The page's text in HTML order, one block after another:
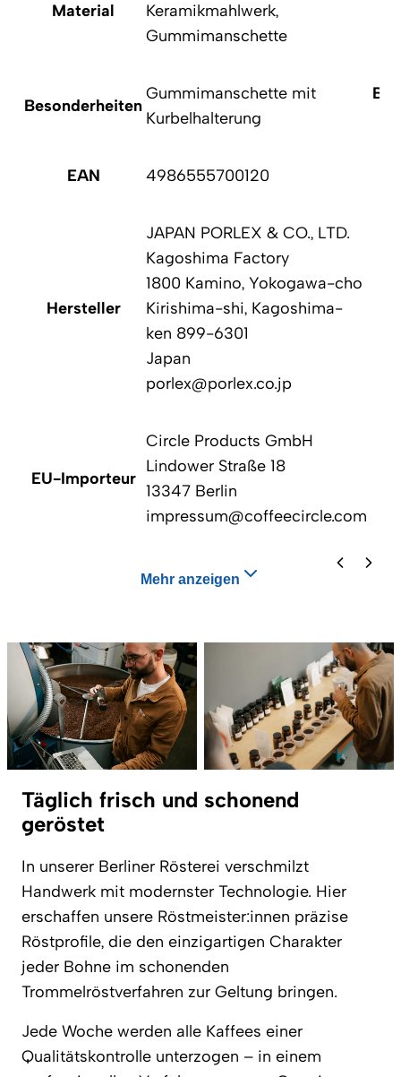
Material
Keramikmahlwerk,
Gummimanschette
Besonderheiten
Gummimanschette mit
Kurbelhalterung
EAN 4986555700120
Hersteller
JAPAN PORLEX & CO., LTD.
Kagoshima Factory
1800 Kamino, Yokogawa-cho
Kirishima-shi, Kagoshima-
ken 899-6301
Japan
porlex@porlex.co.jp
EU-Importeur
Circle Products GmbH
Lindower Straße 18
13347 Berlin
impressum@coffeecircle.com
Mehr anzeigen
Täglich frisch und schonend
geröstet
In unserer Berliner Rösterei verschmilzt
Handwerk mit modernster Technologie. Hier
erschaffen unsere Röstmeister:innen präzise
Röstprofile, die den einzigartigen Charakter
jeder Bohne im schonenden
Trommelröstverfahren zur Geltung bringen.
Jede Woche werden alle Kaffees einer
Qualitätskontrolle unterzogen – in einem